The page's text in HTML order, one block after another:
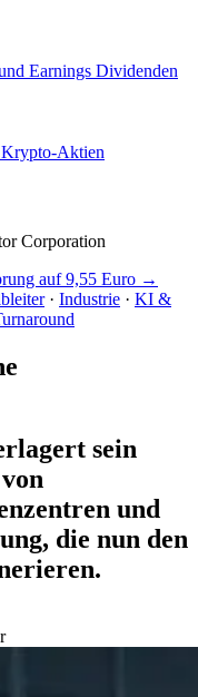
Earnings Dividenden
Krypto-Aktien
Corporation
auf 9,55 Euro →
· Industrie · KI &
sein
und
die nun den